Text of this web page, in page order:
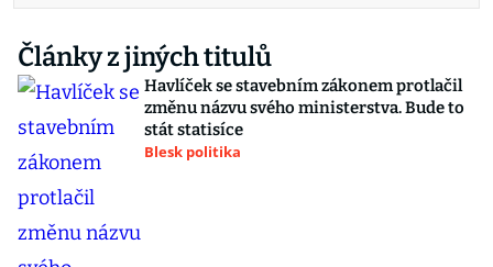
Články z jiných titulů
Havlíček se stavebním zákonem protlačil
změnu názvu svého ministerstva. Bude to
stát statisíce
Blesk politika